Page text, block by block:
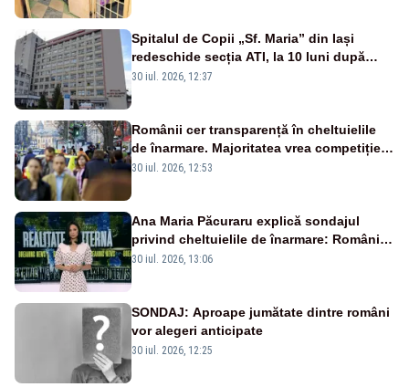
Spitalul de Copii „Sf. Maria” din Iași
redeschide secția ATI, la 10 luni după
moartea a 7 copii
30 iul. 2026, 12:37
Românii cer transparență în cheltuielile
de înarmare. Majoritatea vrea competiție
reală și industrie locală – SONDAJ
30 iul. 2026, 12:53
Ana Maria Păcuraru explică sondajul
privind cheltuielile de înarmare: Românii
cer transparență în achiziții și un echilibru
30 iul. 2026, 13:06
SONDAJ: Aproape jumătate dintre români
vor alegeri anticipate
30 iul. 2026, 12:25